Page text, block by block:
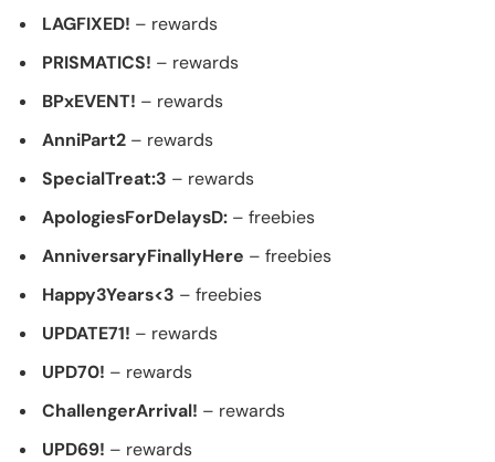
LAGFIXED! – rewards
PRISMATICS! – rewards
BPxEVENT! – rewards
AnniPart2 – rewards
SpecialTreat:3 – rewards
ApologiesForDelaysD: – freebies
AnniversaryFinallyHere – freebies
Happy3Years<3 – freebies
UPDATE71! – rewards
UPD70! – rewards
ChallengerArrival! – rewards
UPD69! – rewards